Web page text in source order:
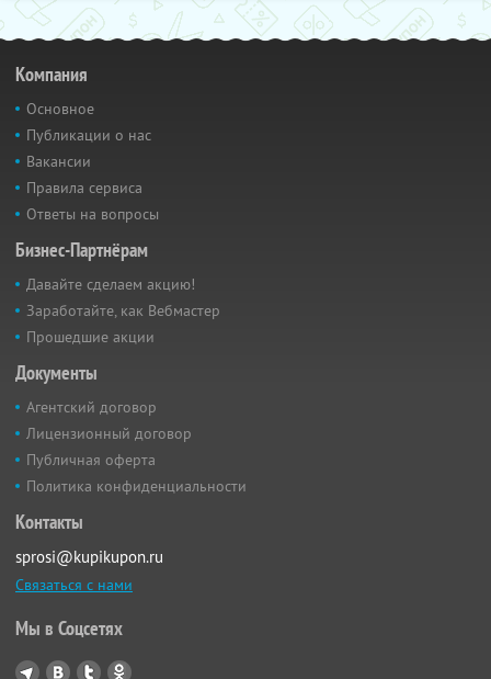
Компания
Основное
Публикации о нас
Вакансии
Правила сервиса
Ответы на вопросы
Бизнес-Партнёрам
Давайте сделаем акцию!
Заработайте, как Вебмастер
Прошедшие акции
Документы
Агентский договор
Лицензионный договор
Публичная оферта
Политика конфиденциальности
Контакты
sprosi@kupikupon.ru
Связаться с нами
Мы в Соцсетях